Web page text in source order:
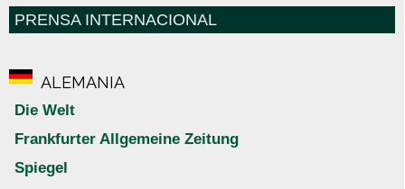
PRENSA INTERNACIONAL
ALEMANIA
Die Welt
Frankfurter Allgemeine Zeitung
Spiegel